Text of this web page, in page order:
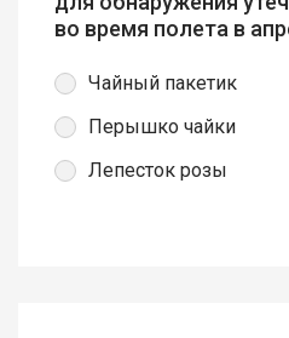
во время полета в
Чайный пакетик
Перышко чайки
Лепесток розы